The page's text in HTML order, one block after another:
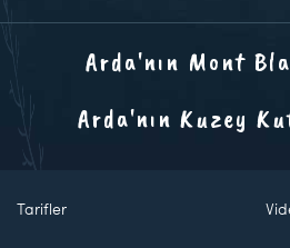
Arda'nın Mont
Arda'nın Kuzey
Tarifler